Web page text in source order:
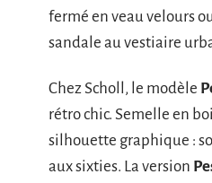
fermé en veau velours
sandale au vestiaire
Chez Scholl, le modèle
rétro chic. Semelle en
silhouette graphique :
aux sixties. La version